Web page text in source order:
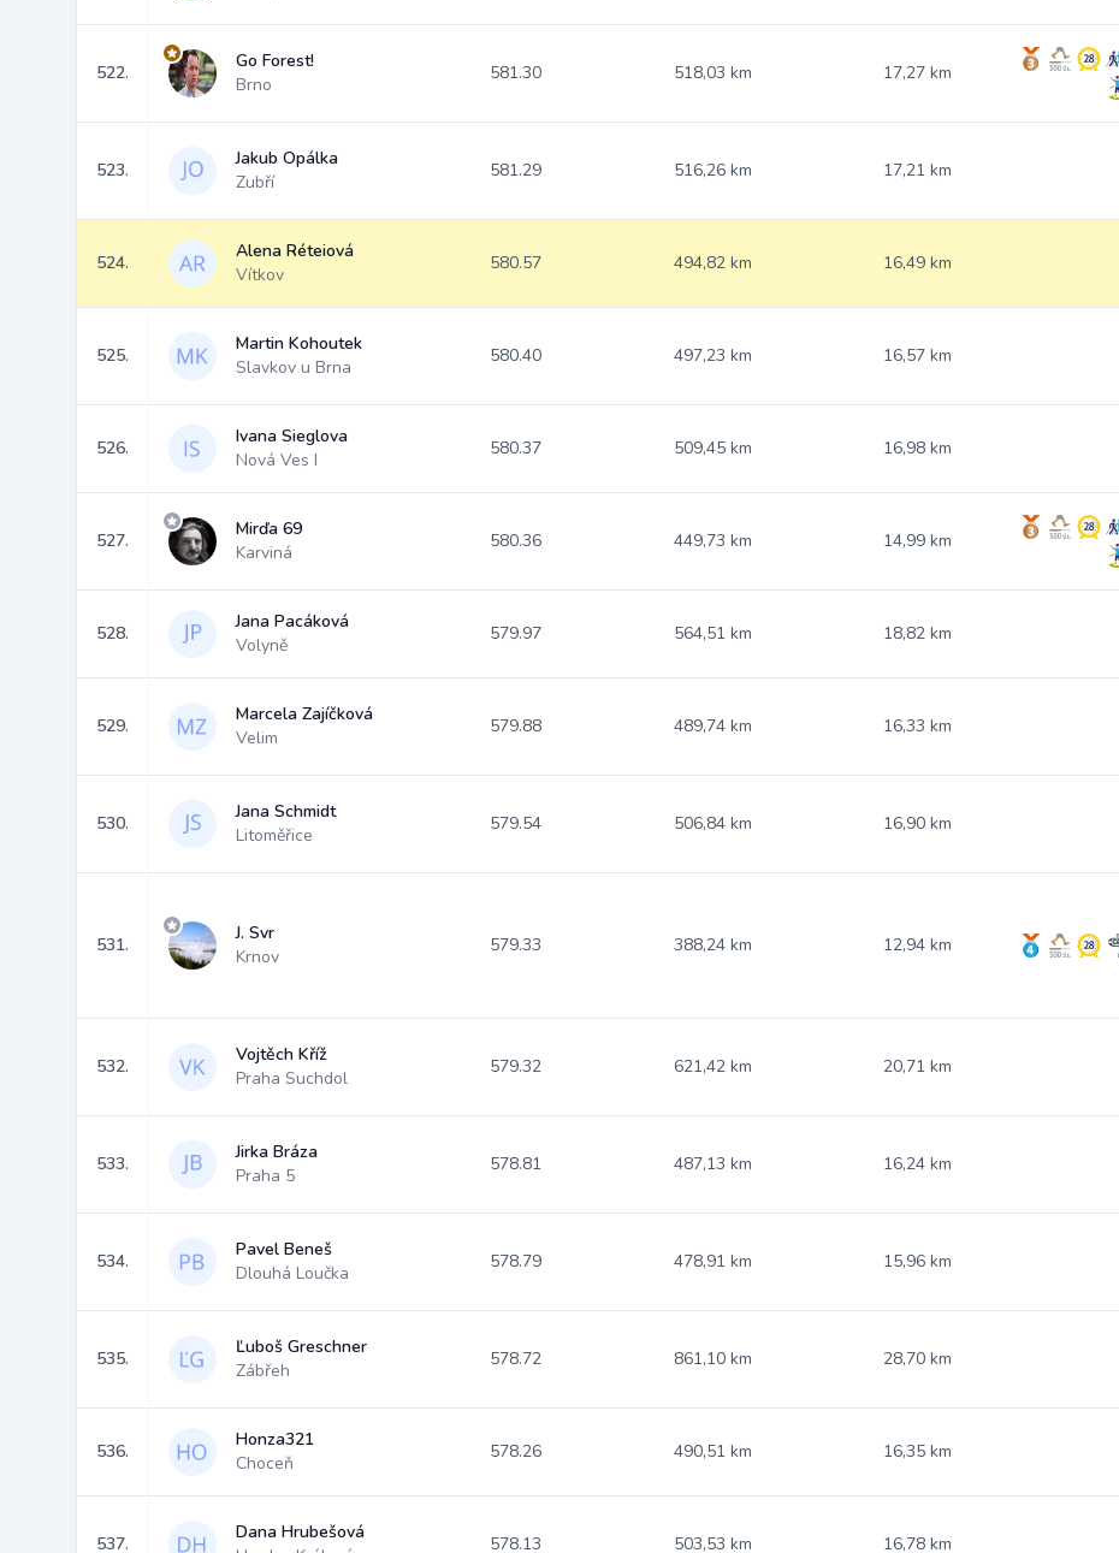
522.
Go Forest!
Brno
581.30 518,03 km 17,27 km
523.
Jakub Opálka
Zubří
581.29 516,26 km 17,21 km
524.
Alena Réteiová
Vítkov
580.57 494,82 km 16,49 km
525.
Martin Kohoutek
Slavkov u Brna
580.40 497,23 km 16,57 km
526.
Ivana Sieglova
Nová Ves I
580.37 509,45 km 16,98 km
527.
Mirďa 69
Karviná
580.36 449,73 km 14,99 km
528.
Jana Pacáková
Volyně
579.97 564,51 km 18,82 km
529.
Marcela Zajíčková
Velim
579.88 489,74 km 16,33 km
530.
Jana Schmidt
Litoměřice
579.54 506,84 km 16,90 km
531.
J. Svr
Krnov
579.33 388,24 km 12,94 km
532.
Vojtěch Kříž
Praha Suchdol
579.32 621,42 km 20,71 km
533.
Jirka Bráza
Praha 5
578.81 487,13 km 16,24 km
534.
Pavel Beneš
Dlouhá Loučka
578.79 478,91 km 15,96 km
535.
Ľuboš Greschner
Zábřeh
578.72 861,10 km 28,70 km
536.
Honza321
Choceň
578.26 490,51 km 16,35 km
537.
Dana Hrubešová
578.13 503,53 km 16,78 km